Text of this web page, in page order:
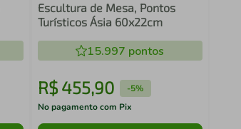
Escultura de Mesa, Pontos
Turísticos Ásia 60x22cm
15.997 pontos
R$ 455,90 -5%
No pagamento com Pix